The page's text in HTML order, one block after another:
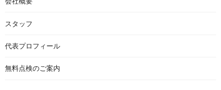
スタッフ
代表プロフィール
無料点検のご案内